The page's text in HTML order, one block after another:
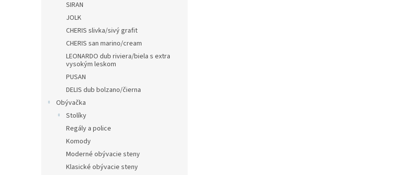
SIRAN
JOLK
CHERIS slivka/sivý grafit
CHERIS san marino/cream
LEONARDO dub riviera/biela s extra
vysokým leskom
PUSAN
DELIS dub bolzano/čierna
Obývačka
Stolíky
Regály a police
Komody
Moderné obývacie steny
Klasické obývacie steny